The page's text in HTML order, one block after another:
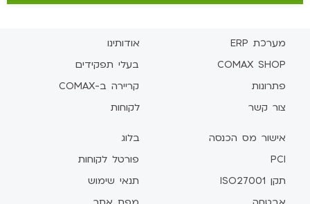
מערכת ERP
COMAX SHOP
פתרונות
צור קשר
אודותינו
בעלי תפקידים
קריירה ב-COMAX
לקוחות
אישור מס הכנסה
PCI
תקן ISO27001
בלוג
פורטל לקוחות
תנאי שימוש